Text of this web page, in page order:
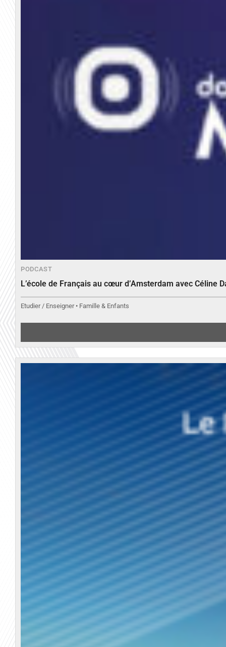
PODCAST
L’école de Français au cœur d’Amsterdam avec Céline
Etudier / Enseigner • Famille & Enfants